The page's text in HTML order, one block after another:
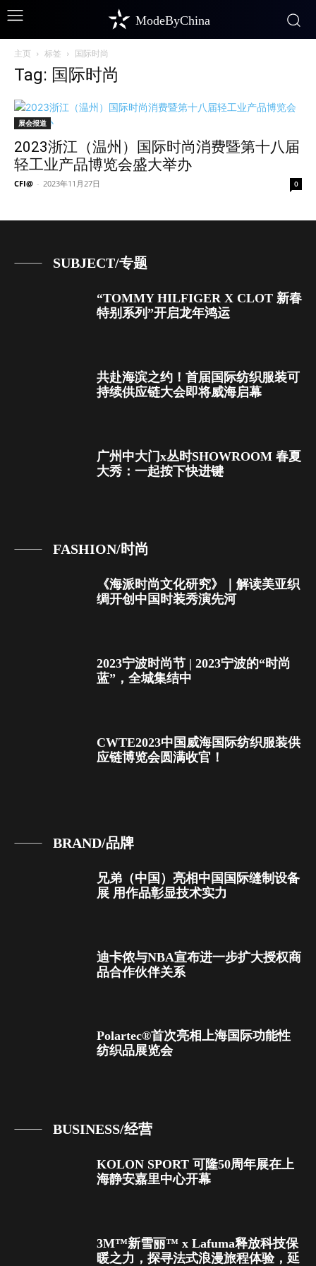
ModeByChina
主页 标签 国际时尚
Tag: 国际时尚
展会报道
2023浙江（温州）国际时尚消费暨第十八届
轻工业产品博览会盛大举办
CFI@ - 2023年11月27日 0
SUBJECT/专题
“TOMMY HILFIGER X CLOT 新春
特别系列”开启龙年鸿运
共赴海滨之约！首届国际纺织服装可
持续供应链大会即将威海启幕
广州中大门x丛时SHOWROOM 春夏
大秀：一起按下快进键
FASHION/时尚
《海派时尚文化研究》｜解读美亚织
绸开创中国时装秀演先河
2023宁波时尚节 | 2023宁波的“时尚
蓝”，全城集结中
CWTE2023中国威海国际纺织服装供
应链博览会圆满收官！
BRAND/品牌
兄弟（中国）亮相中国国际缝制设备
展 用作品彰显技术实力
迪卡侬与NBA宣布进一步扩大授权商
品合作伙伴关系
Polartec®首次亮相上海国际功能性
纺织品展览会
BUSINESS/经营
KOLON SPORT 可隆50周年展在上
海静安嘉里中心开幕
3M™新雪丽™ x Lafuma释放科技保
暖之力，探寻法式浪漫旅程体验，延